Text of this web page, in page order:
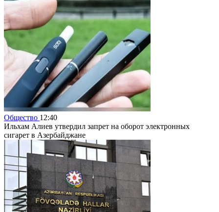
Общество 12:40
Ильхам Алиев утвердил запрет на оборот электронных
сигарет в Азербайджане